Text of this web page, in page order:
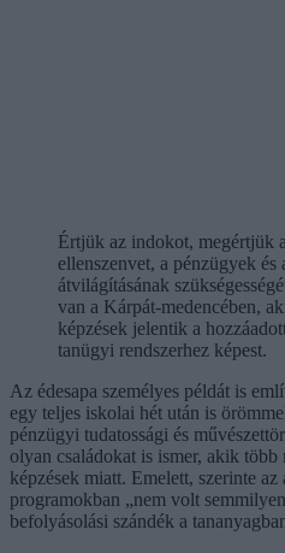
Értjük az indokot, megértjük
ellenszenvet, a pénzügyek
átvilágításának
van a Kárpát-medencében,
képzések jelentik a
tanügyi rendszerhez képest.
Az édesapa személyes példát is
egy teljes iskolai hét után is
pénzügyi tudatossági és
olyan családokat is ismer, akik
képzések miatt. Emelett, szerinte
programokban „nem volt
befolyásolási szándék a